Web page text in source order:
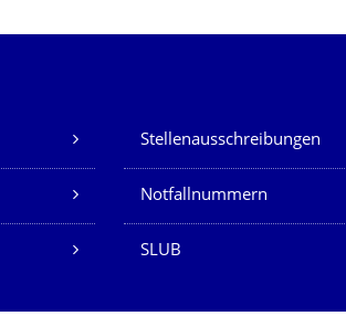
Stellenausschreibungen
Notfallnummern
SLUB